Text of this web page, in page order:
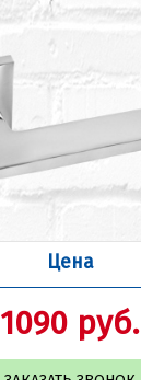
Цена
1090 руб.